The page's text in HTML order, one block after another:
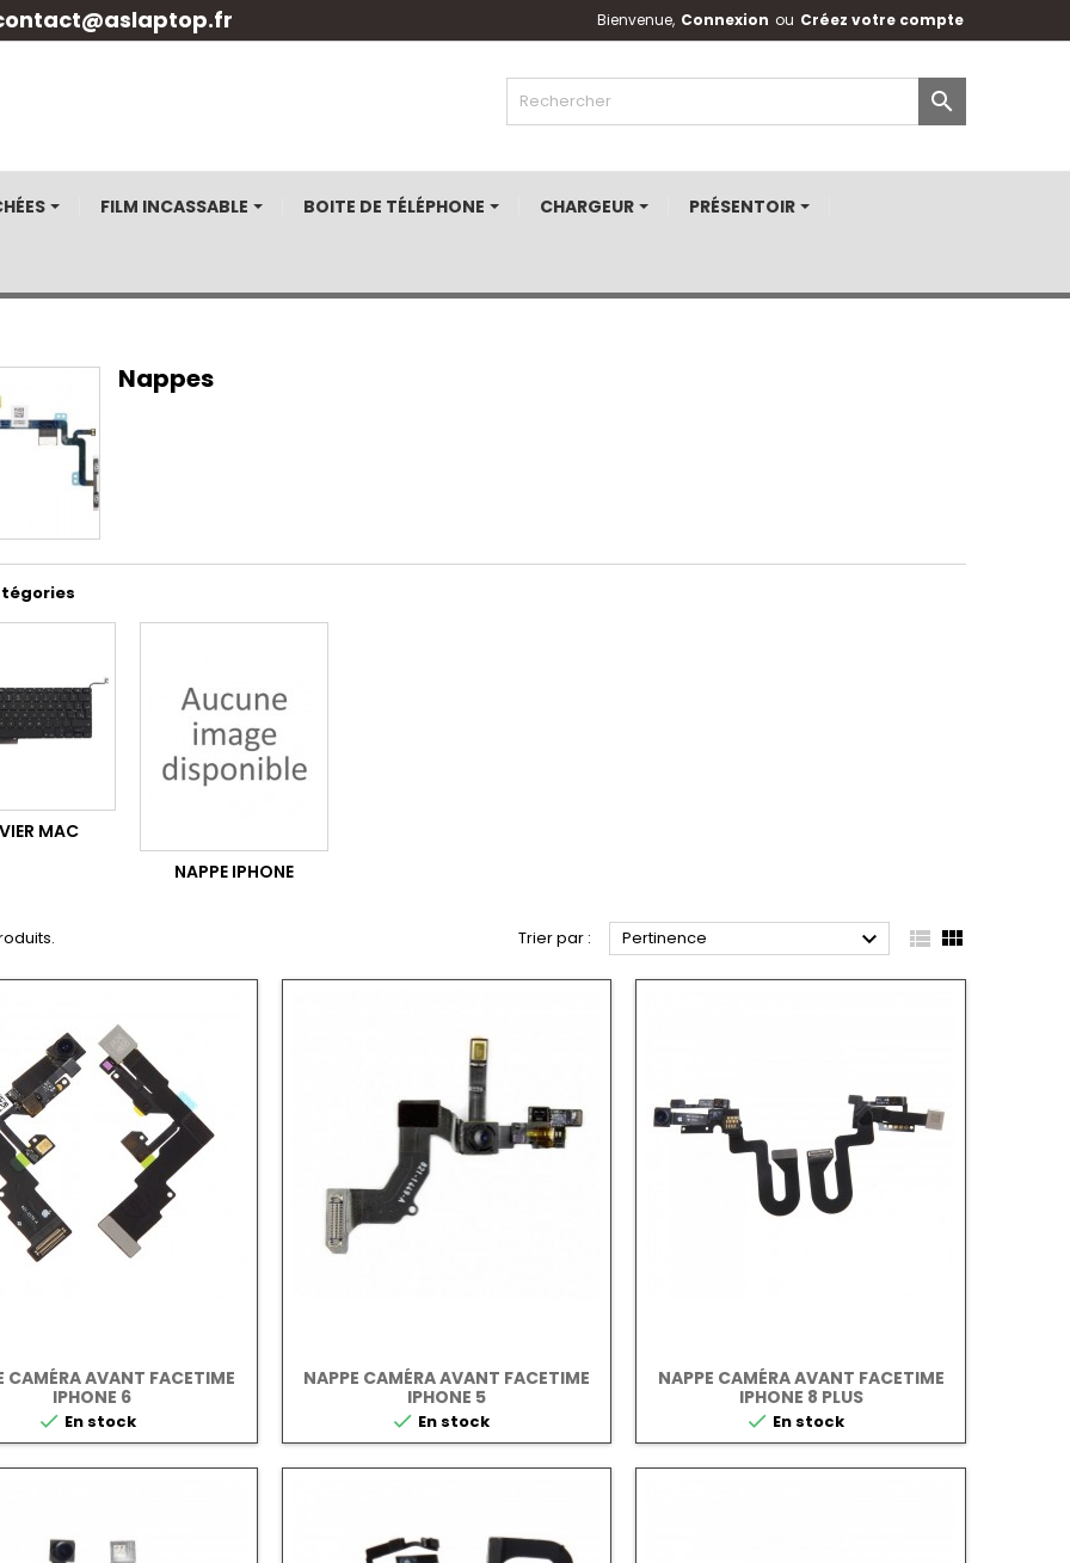
Bienvenue, Connexion ou Créez votre compte

FILM INCASSABLE BOITE DE TÉLÉPHONE CHARGEUR PRÉSENTOIR
Nappes
MAC
NAPPE IPHONE
Trier par : Pertinence   
CAMÉRA AVANT FACETIME
IPHONE 6
 En stock
NAPPE CAMÉRA AVANT FACETIME
IPHONE 5
 En stock
NAPPE CAMÉRA AVANT FACETIME
IPHONE 8 PLUS
 En stock